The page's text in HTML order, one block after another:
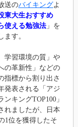
送のバイキングよ
東大生おすすめ
使える勉強法 」を
ます。
学習環境の質」や
の革新性」などの
指標から割り出さ
発表される「アジ
ンキングTOP100」
れましたが、日本
1位を獲得したそ